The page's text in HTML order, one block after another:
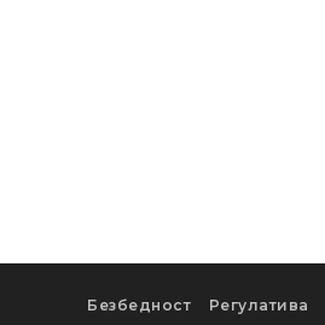
Безбедност Регулатива